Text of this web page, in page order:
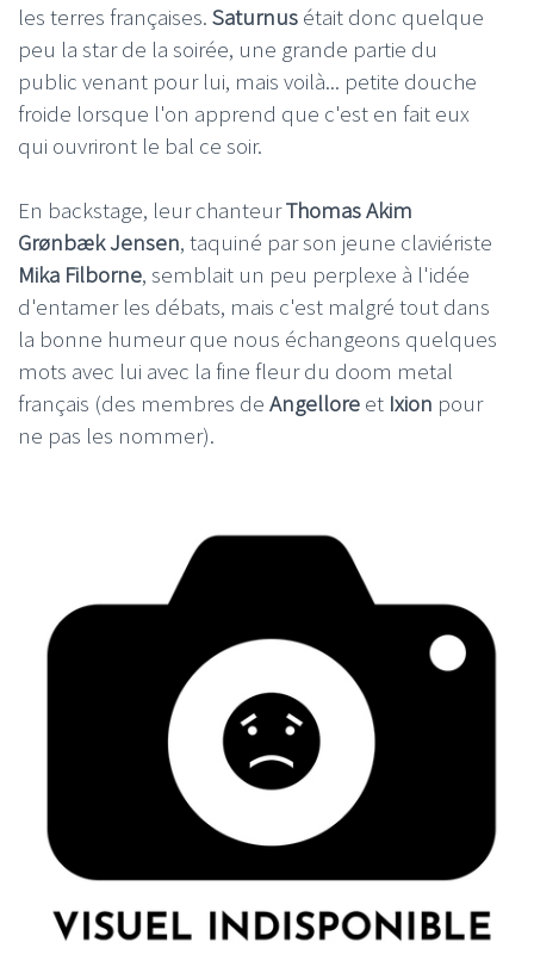
les terres françaises. Saturnus était donc quelque
peu la star de la soirée, une grande partie du
public venant pour lui, mais voilà... petite douche
froide lorsque l'on apprend que c'est en fait eux
qui ouvriront le bal ce soir.
En backstage, leur chanteurThomas Akim
Grønbæk Jensen, taquiné par son jeune claviériste
Mika Filborne, semblait un peu perplexe à l'idée
d'entamer les débats, mais c'est malgré tout dans
la bonne humeur que nous échangeons quelques
mots avec lui avec la fine fleur du doom metal
français (des membres de Angellore et Ixion pour
ne pas les nommer).